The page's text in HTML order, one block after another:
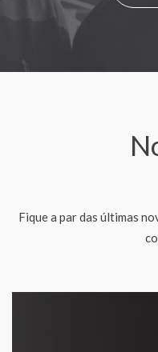
Fique a par das últimas